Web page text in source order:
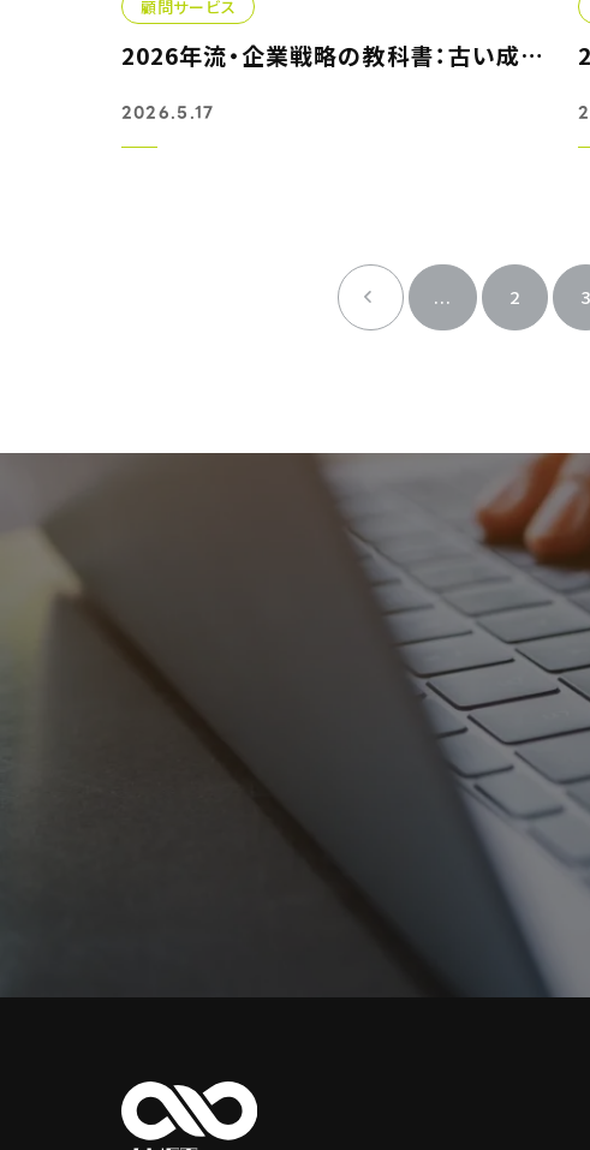
顧問サービス
2026年流・企業戦略の教科書：古い成功法則を捨てて生き残る...
2026.5.17
... 2 3